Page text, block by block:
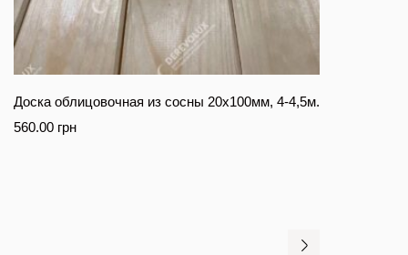
Доска облицовочная из сосны 20х100мм, 4-4,5м.
560.00 грн